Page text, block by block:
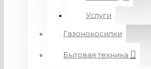
Услуги
Газонокосилки
Бытовая техника